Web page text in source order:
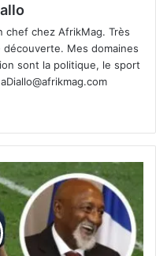
chef chez AfrikMag. Très
Mes domaines
sont la politique, le sport
aDiallo@afrikmag.com